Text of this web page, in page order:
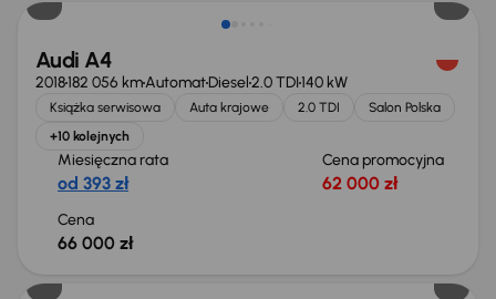
Audi A4
2018182 056 kmAutomatDiesel2.0 TDI140 kW
Książka serwisowa Auta krajowe 2.0 TDI
Salon Polska
+10 kolejnych
Miesięczna rata
od 393 zł
Cena promocyjna
62 000 zł
Cena
66 000 zł